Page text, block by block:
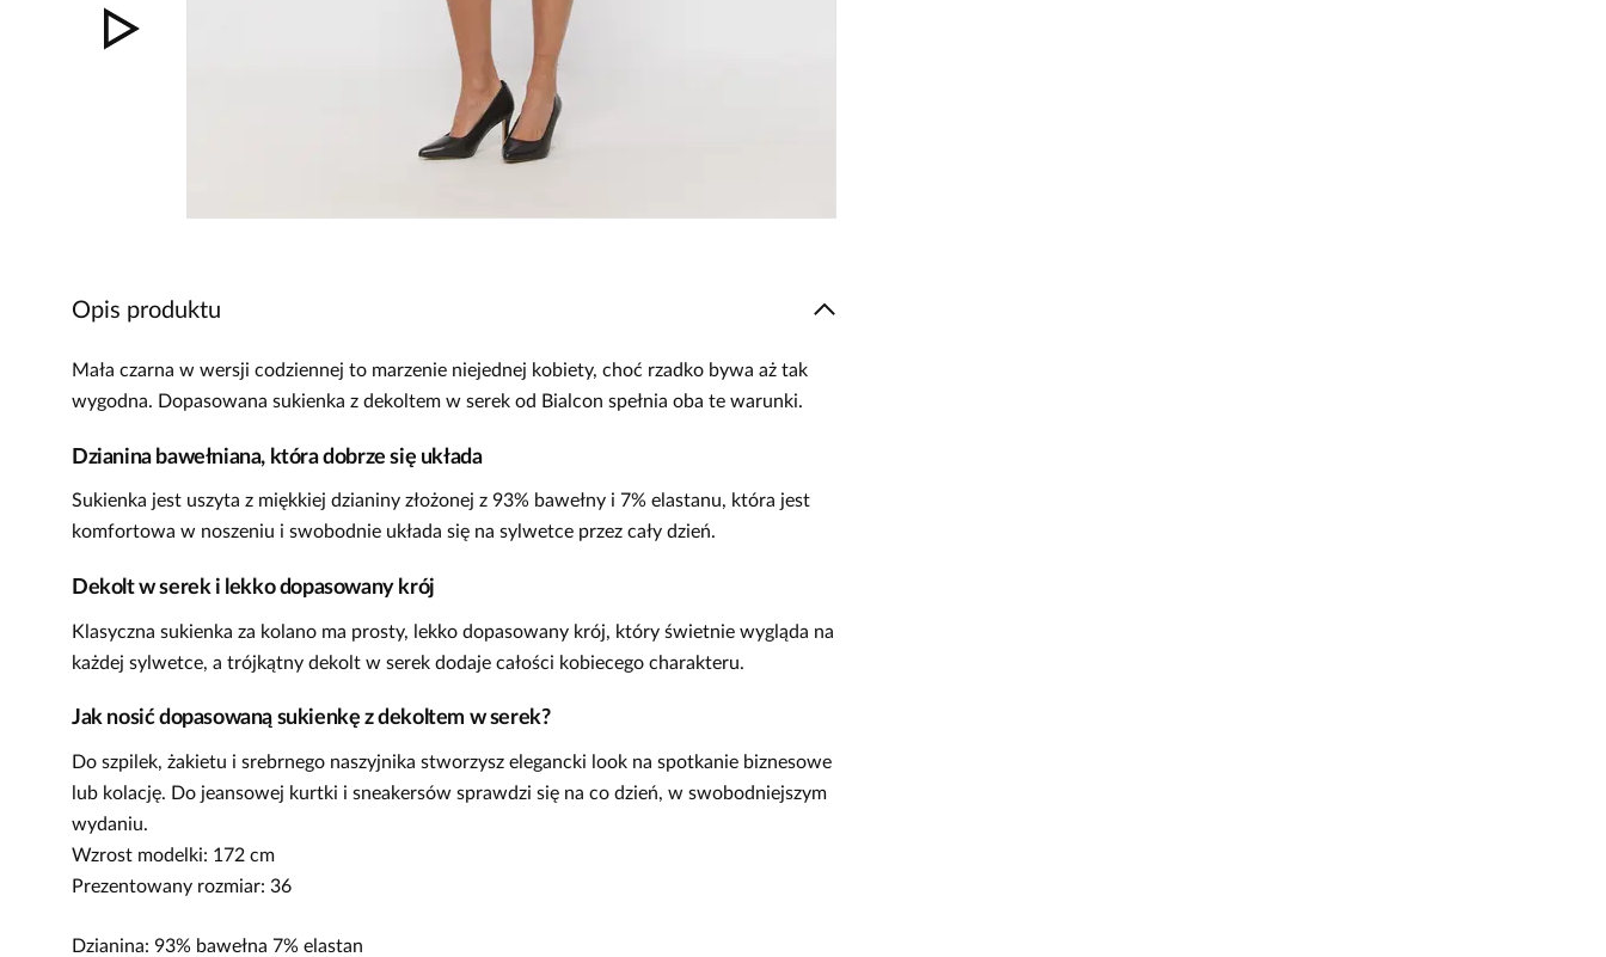
Opis produktu
Mała czarna w wersji codziennej to marzenie niejednej kobiety, choć rzadko bywa aż tak
wygodna. Dopasowana sukienka z dekoltem w serek od Bialcon spełnia oba te warunki.
Dzianina bawełniana, która dobrze się układa
Sukienka jest uszyta z miękkiej dzianiny złożonej z 93% bawełny i 7% elastanu, która jest
komfortowa w noszeniu i swobodnie układa się na sylwetce przez cały dzień.
Dekolt w serek i lekko dopasowany krój
Klasyczna sukienka za kolano ma prosty, lekko dopasowany krój, który świetnie wygląda na
każdej sylwetce, a trójkątny dekolt w serek dodaje całości kobiecego charakteru.
Jak nosić dopasowaną sukienkę z dekoltem w serek?
Do szpilek, żakietu i srebrnego naszyjnika stworzysz elegancki look na spotkanie biznesowe
lub kolację. Do jeansowej kurtki i sneakersów sprawdzi się na co dzień, w swobodniejszym
wydaniu.
Wzrost modelki: 172 cm
Prezentowany rozmiar: 36
Dzianina: 93% bawełna 7% elastan